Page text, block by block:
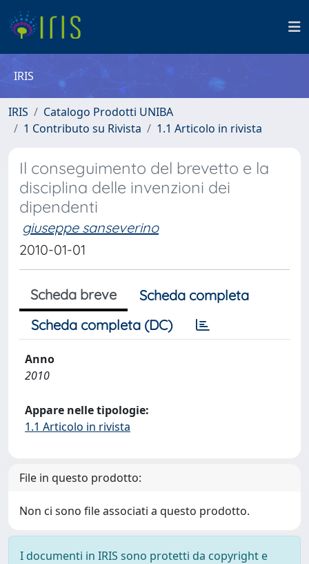
IRIS
IRIS
Catalogo Prodotti UNIBA
1 Contributo su Rivista
1.1 Articolo in rivista
Il conseguimento del brevetto e la
disciplina delle invenzioni dei
dipendenti
giuseppe sanseverino
2010-01-01
Scheda breve
Scheda completa
Scheda completa (DC)
Anno
2010
Appare nelle tipologie:
1.1 Articolo in rivista
File in questo prodotto:
Non ci sono file associati a questo prodotto.
I documenti in IRIS sono protetti da copyright e